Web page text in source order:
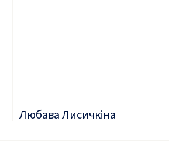
Любава Лисичкіна